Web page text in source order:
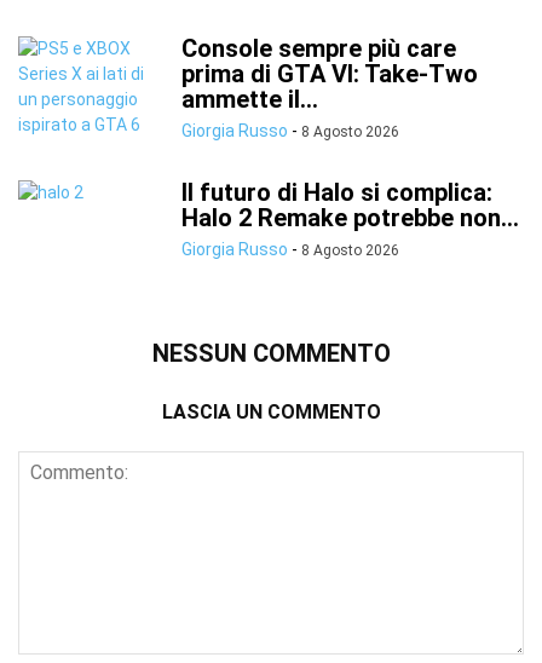
Console sempre più care
prima di GTA VI: Take-Two
ammette il...
Giorgia Russo - 8 Agosto 2026
Il futuro di Halo si complica:
Halo 2 Remake potrebbe non...
Giorgia Russo - 8 Agosto 2026
NESSUN COMMENTO
LASCIA UN COMMENTO